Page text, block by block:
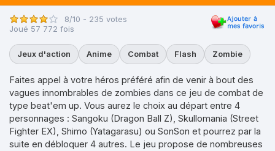
8/10 - 235 votes
Joué 57 772 fois
Jeux d'action Anime Combat Flash Zombie
Faites appel à votre héros préféré afin de venir à bout des
vagues innombrables de zombies dans ce jeu de combat de
type beat'em up. Vous aurez le choix au départ entre 4
personnages : Sangoku (Dragon Ball Z), Skullomania (Street
Fighter EX), Shimo (Yatagarasu) ou SonSon et pourrez par la
suite en débloquer 4 autres. Le jeu propose de nombreuses